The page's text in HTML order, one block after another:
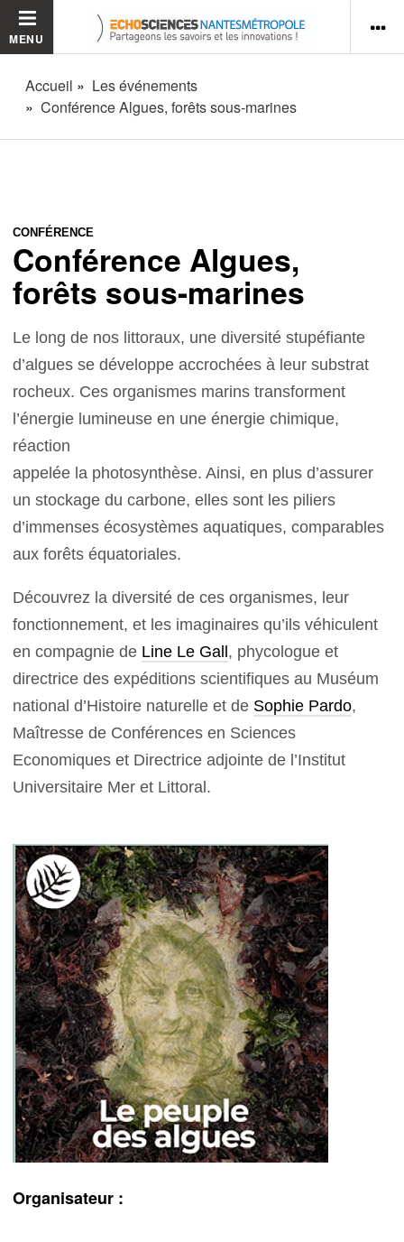
MENU
Accueil
Les événements
Conférence Algues, forêts sous-marines
CONFÉRENCE
Conférence Algues,
forêts sous-marines
Le long de nos littoraux, une diversité stupéfiante
d’algues se développe accrochées à leur substrat
rocheux. Ces organismes marins transforment
l’énergie lumineuse en une énergie chimique,
réaction
appelée la photosynthèse. Ainsi, en plus d’assurer
un stockage du carbone, elles sont les piliers
d’immenses écosystèmes aquatiques, comparables
aux forêts équatoriales.
Découvrez la diversité de ces organismes, leur
fonctionnement, et les imaginaires qu’ils véhiculent
en compagnie de Line Le Gall , phycologue et
directrice des expéditions scientifiques au Muséum
national d’Histoire naturelle et de Sophie Pardo,
Maîtresse de Conférences en Sciences
Economiques et Directrice adjointe de l’Institut
Universitaire Mer et Littoral.
Organisateur :